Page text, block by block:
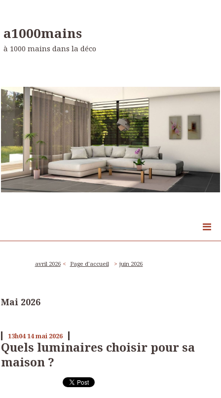
a1000mains
à 1000 mains dans la déco
avril 2026 Page d'accueil juin 2026
Mai 2026
13h0414mai 2026
Quels luminaires choisir pour sa
maison ?